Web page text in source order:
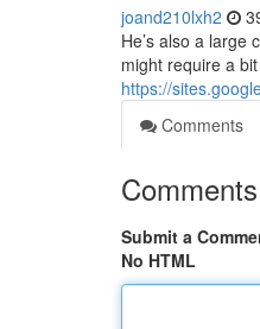
joand210lxh2
He’s also a
might require a
https://
Comments
Comments
Submit a
No HTML